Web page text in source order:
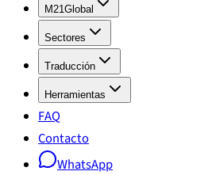
M21Global
Sectores
Traducción
Herramientas
FAQ
Contacto
WhatsApp